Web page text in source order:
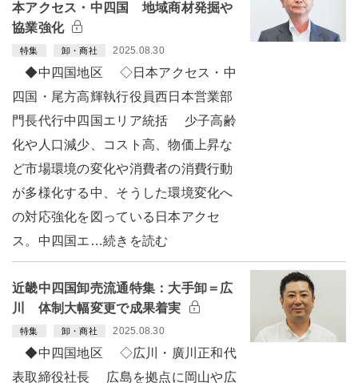
本アクセス・中四国 地域商材発掘や
協業強化
特集 卸・商社 2025.08.30
◆中四国地区 ◇日本アクセス・中
四国・尾方高輝執行役員西日本営業部
門長代行中四国エリア統括 少子高齢
化や人口減少、コスト高、物価上昇な
ど市場環境の変化や消費者の消費行動
が多様化する中、そうした環境変化へ
の対応強化を図っている日本アクセ
ス。中四国エ…続きを読む
近畿中四国卸売流通特集：大手卸＝広
川 体制大幅変更で成果着実
特集 卸・商社 2025.08.30
◆中四国地区 ◇広川・廣川正和代
表取締役社長 広島を拠点に岡山や広